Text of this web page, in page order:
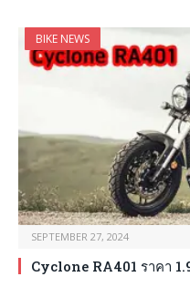
BIKE NEWS
SEPTEMBER 27, 2024
Cyclone RA401 ราคา